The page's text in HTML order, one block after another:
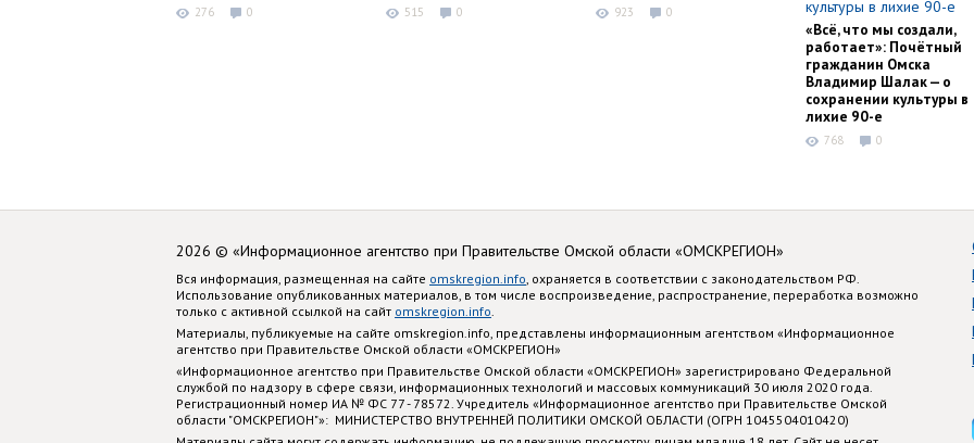
276 0 515 0 923 0
«Всё, что мы создали,
работает»: Почётный
гражданин Омска
Владимир Шалак — о
сохранении культуры в
лихие 90-е
768 0
2026 © «Информационное агентство при Правительстве Омской области «ОМСКРЕГИОН»
Вся информация, размещенная на сайте omskregion.info , охраняется в соответствии с законодательством РФ.
Использование опубликованных материалов, в том числе воспроизведение, распространение, переработка возможно
только с активной ссылкой на сайт omskregion.info
Материалы, публикуемые на сайте omskregion.info, представлены информационным агентством «Информационное
агентство при Правительстве Омской области «ОМСКРЕГИОН»
«Информационное агентство при Правительстве Омской области «ОМСКРЕГИОН» зарегистрировано Федеральной
службой по надзору в сфере связи, информационных технологий и массовых коммуникаций 30 июля 2020 года.
Регистрационный номер ИА № ФС 77 - 78572. Учредитель «Информационное агентство при Правительстве Омской
области "ОМСКРЕГИОН"»: МИНИСТЕРСТВО ВНУТРЕННЕЙ ПОЛИТИКИ ОМСКОЙ ОБЛАСТИ (ОГРН 1045504010420)